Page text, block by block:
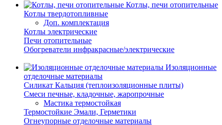
Котлы, печи отопительные
Котлы твердотопливные
Доп. комплектация
Котлы электрические
Печи отопительные
Обогреватели инфракрасные/электрические
Изоляционные
отделочные материалы
Силикат Кальция (теплоизоляционные плиты)
Смеси печные, кладочные, жаропрочные
Мастика термостойкая
Термостойкие Эмали, Герметики
Огнеупорные отделочные материалы